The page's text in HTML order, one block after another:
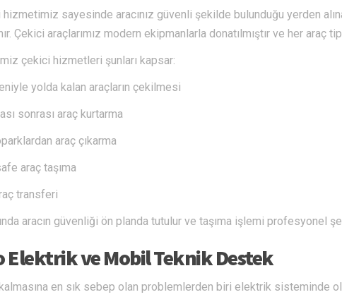
hizmetimiz sayesinde aracınız güvenli şekilde bulunduğu yerden
Çekici araçlarımız modern ekipmanlarla donatılmıştır ve her araç
çekici hizmetleri şunları kapsar:
yolda kalan araçların çekilmesi
sonrası araç kurtarma
araç çıkarma
araç taşıma
transferi
aracın güvenliği ön planda tutulur ve taşıma işlemi profesyonel
Elektrik ve Mobil Teknik Destek
en sık sebep olan problemlerden biri elektrik sisteminde